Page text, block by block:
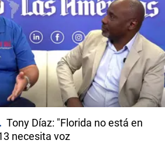
Tony Díaz: "Florida no está en
necesita voz